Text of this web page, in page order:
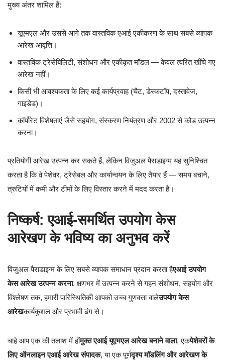
मुख्य अंतर शामिल हैं:
यूएमएल और उससे आगे तक वास्तविक एआई एकीकरण के साथ सबसे व्यापक
आरेख आवृत्ति।
वास्तविक ट्रेसेबिलिटी, संशोधन और एकीकृत मॉडल — केवल त्वरित खींचे गए
आरेख नहीं।
किसी भी आवश्यकता के लिए कई कार्यप्रवाह (चैट, डेस्कटॉप, दस्तावेज,
गाइडेड)।
कॉर्पोरेट विशेषताएं जैसे सहयोग, संस्करण नियंत्रण और 2002 से कोड उत्पन्न
करना।
प्रतियोगी आरेख उत्पन्न कर सकते हैं, लेकिन विजुअल पैराडाइग्म यह सुनिश्चित
करता है कि वे पेशेवर, ट्रेसेबल और कार्यान्वयन के लिए तैयार हैं — समय बचाने,
त्रुटियों में कमी और टीमों के लिए विस्तार करने में मदद करता है।
निष्कर्ष: एआई-समर्थित उपयोग केस
आरेखण के भविष्य का अनुभव करें
विजुअल पैराडाइग्म के लिए सबसे व्यापक समाधान प्रदान करता हैएआई उपयोग
केस आरेख उत्पन्न करना. क्षणभर में उत्पन्न करने से गहन संशोधन, सहयोग और
विश्लेषण तक, हमारी पारिस्थितिकी आपको उच्च गुणवत्ता वालेउपयोग केस
आरेखकार्यकुशल और प्रभावी ढंग से।
चाहे आप एक की तलाश में होंमुक्त एआई यूएमएल आरेख बनाने वाला, एकपेशेवरों के
लिए ऑनलाइन एआई आरेख संपादक, या एक पूर्णदृश्य मॉडलिंग और आरेखण के